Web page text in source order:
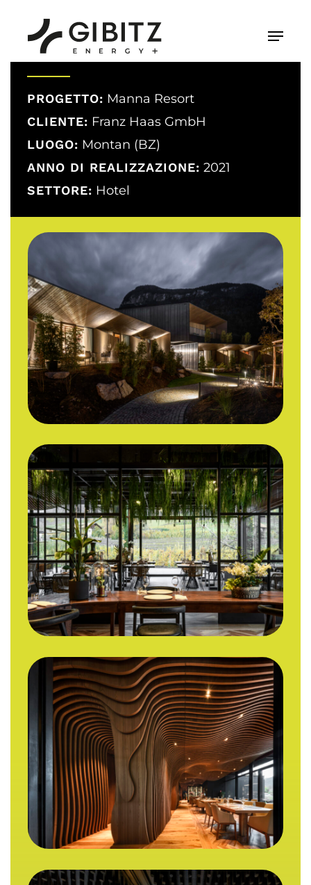
Menu
PROGETTO: Manna Resort
CLIENTE: Franz Haas GmbH
LUOGO: Montan (BZ)
ANNO DI REALIZZAZIONE: 2021
SETTORE: Hotel